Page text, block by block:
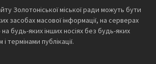
Золотоніської міської ради можуть бути
засобах масової інформації, на серверах
будь-яких інших носіях без будь-яких
термінами публікації.